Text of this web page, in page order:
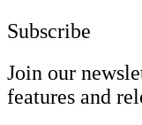
Subscribe
Join our
features and